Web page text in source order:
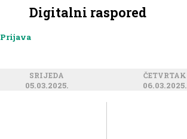
Digitalni raspored
Prijava
SRIJEDA
05.03.2025.
ČETVRTAK
06.03.2025.